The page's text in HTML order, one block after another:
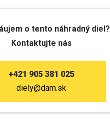
o tento náhradný diel?
Kontaktujte nás
+421 905 381 025
diely@dam.sk